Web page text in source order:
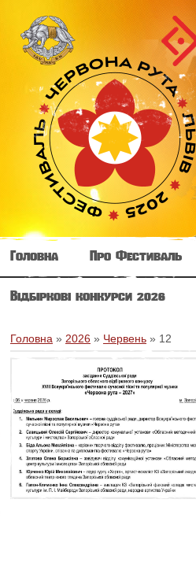
Головна Про Фестиваль
Відбіркові конкурси 2026
Головна » 2026 » Червень » 12